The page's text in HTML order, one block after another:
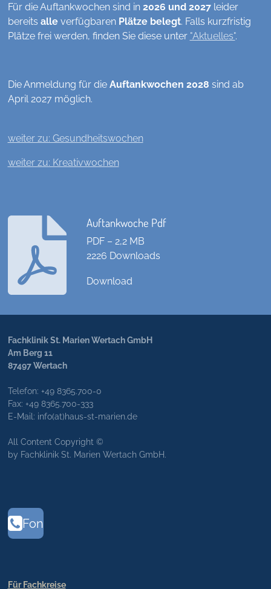
Für die Auftankwochen sind in2026 und 2027leider
bereits alleverfügbaren Plätze belegt. Falls kurzfristig
Plätze frei werden, finden Sie diese unter "Aktuelles".
Die Anmeldung für dieAuftankwochen 2028 sind ab
April 2027 möglich.
weiter zu: Gesundheitswochen
weiter zu: Kreativwochen
Auftankwoche Pdf
PDF – 2,2 MB
2226 Downloads
Download
Fachklinik St. Marien Wertach GmbH
Am Berg 11
87497 Wertach
Telefon: +49 8365.700-0
Fax: +49 8365.700-333
E-Mail: info(at)haus-st-marien.de
All Content Copyright ©
by Fachklinik St. Marien Wertach GmbH.
Fon
Für Fachkreise